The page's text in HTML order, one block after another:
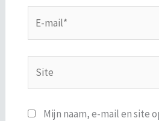
mail*
Mijn naam, e-mail en site